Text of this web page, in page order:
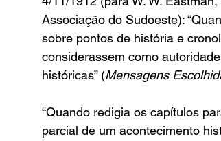
Associação do Sudoeste):
sobre pontos de história e
considerassem como
históricas” (Mensagens
“Quando redigia os capítulos
parcial de um acontecimento